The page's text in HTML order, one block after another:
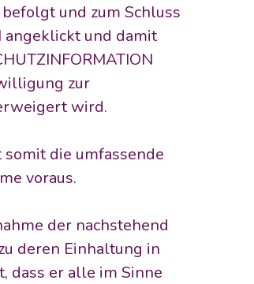
und zum Schluss
angeklickt und damit
zur
wird.
die umfassende
voraus.
der nachstehend
deren Einhaltung in
dass er alle im Sinne